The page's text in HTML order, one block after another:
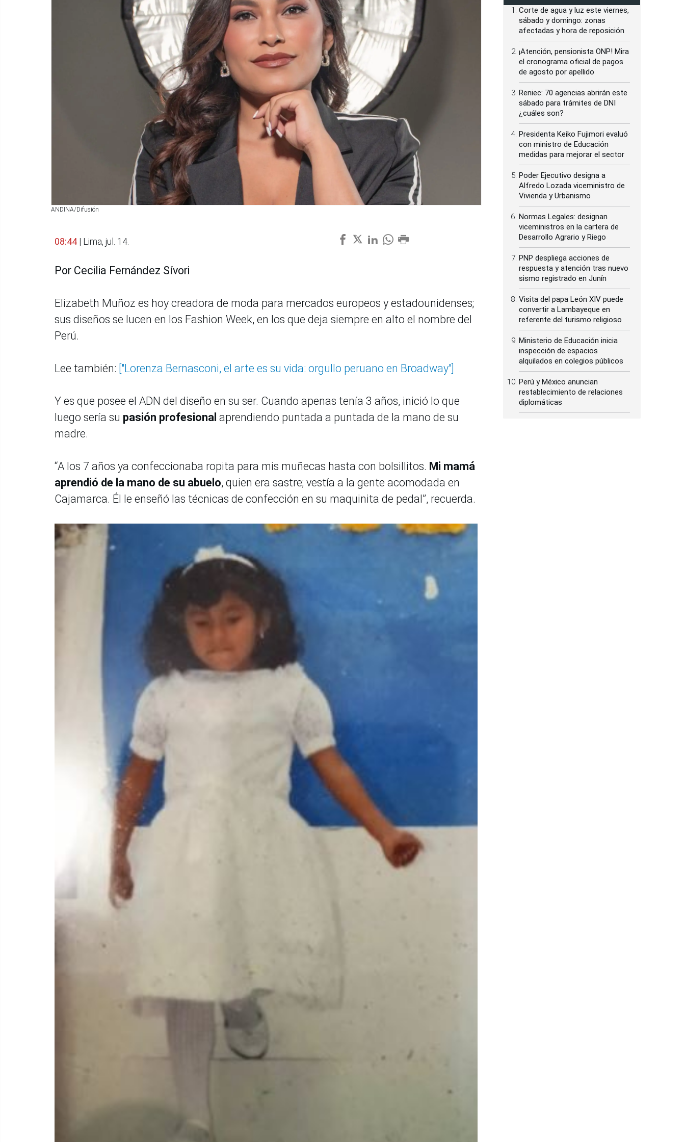
ANDINA/Difusión
08:44 | Lima, jul. 14.
Por Cecilia Fernández Sívori
Elizabeth Muñoz es hoy creadora de moda para mercados europeos y estadounidenses;
sus diseños se lucen en los Fashion Week, en los que deja siempre en alto el nombre del
Perú.
Lee también: ["Lorenza Bernasconi, el arte es su vida: orgullo peruano en Broadway"]
Y es que posee el ADN del diseño en su ser. Cuando apenas tenía 3 años, inició lo que
luego sería su pasión profesional aprendiendo puntada a puntada de la mano de su
madre.
“A los 7 años ya confeccionaba ropita para mis muñecas hasta con bolsillitos. Mi mamá
aprendió de la mano de su abuelo, quien era sastre; vestía a la gente acomodada en
Cajamarca. Él le enseñó las técnicas de confección en su maquinita de pedal”, recuerda.
Corte de agua y luz este viernes,
sábado y domingo: zonas
afectadas y hora de reposición
¡Atención, pensionista ONP! Mira
el cronograma oficial de pagos
de agosto por apellido
Reniec: 70 agencias abrirán este
sábado para trámites de DNI
¿cuáles son?
Presidenta Keiko Fujimori evaluó
con ministro de Educación
medidas para mejorar el sector
Poder Ejecutivo designa a
Alfredo Lozada viceministro de
Vivienda y Urbanismo
Normas Legales: designan
viceministros en la cartera de
Desarrollo Agrario y Riego
PNP despliega acciones de
respuesta y atención tras nuevo
sismo registrado en Junín
Visita del papa León XIV puede
convertir a Lambayeque en
referente del turismo religioso
Ministerio de Educación inicia
inspección de espacios
alquilados en colegios públicos
Perú y México anuncian
restablecimiento de relaciones
diplomáticas